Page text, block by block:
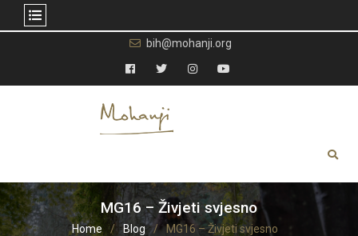
content
bih@mohanji.org
Facebook
TwitterInstagramYouTube
MG16 – Živjeti svjesno
Home Blog MG16 – Živjeti svjesno